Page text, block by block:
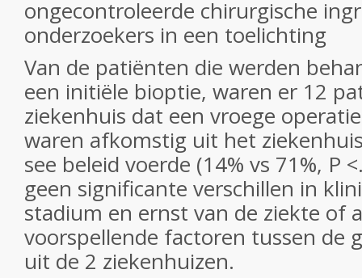
ongecontroleerde chirurgische
onderzoekers in een toelichting
Van de patiënten die werden
een initiële bioptie, waren er 12
ziekenhuis dat een vroege
waren afkomstig uit het
see beleid voerde (14% vs 71%, P
geen significante verschillen in
stadium en ernst van de ziekte of
voorspellende factoren tussen de
uit de 2 ziekenhuizen.